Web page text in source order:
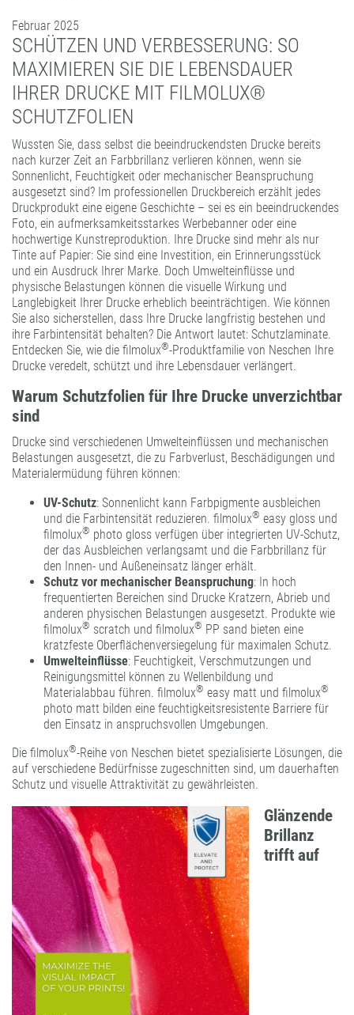
KOMPETENZ UND QUALITÄT
Februar 2025
SCHÜTZEN UND VERBESSERUNG: SO
MAXIMIEREN SIE DIE LEBENSDAUER
IHRER DRUCKE MIT FILMOLUX®
SCHUTZFOLIEN
Wussten Sie, dass selbst die beeindruckendsten Drucke bereits
nach kurzer Zeit an Farbbrillanz verlieren können, wenn sie
Sonnenlicht, Feuchtigkeit oder mechanischer Beanspruchung
ausgesetzt sind? Im professionellen Druckbereich erzählt jedes
Druckprodukt eine eigene Geschichte – sei es ein beeindruckendes
Foto, ein aufmerksamkeitsstarkes Werbebanner oder eine
hochwertige Kunstreproduktion. Ihre Drucke sind mehr als nur
Tinte auf Papier: Sie sind eine Investition, ein Erinnerungsstück
und ein Ausdruck Ihrer Marke. Doch Umwelteinflüsse und
physische Belastungen können die visuelle Wirkung und
Langlebigkeit Ihrer Drucke erheblich beeinträchtigen. Wie können
Sie also sicherstellen, dass Ihre Drucke langfristig bestehen und
ihre Farbintensität behalten? Die Antwort lautet: Schutzlaminate.
Entdecken Sie, wie die filmolux®-Produktfamilie von Neschen Ihre
Drucke veredelt, schützt und ihre Lebensdauer verlängert.
Warum Schutzfolien für Ihre Drucke unverzichtbar
sind
Drucke sind verschiedenen Umwelteinflüssen und mechanischen
Belastungen ausgesetzt, die zu Farbverlust, Beschädigungen und
Materialermüdung führen können:
UV-Schutz: Sonnenlicht kann Farbpigmente ausbleichen
und die Farbintensität reduzieren. filmolux® easy gloss und
filmolux® photo gloss verfügen über integrierten UV-Schutz,
der das Ausbleichen verlangsamt und die Farbbrillanz für
den Innen- und Außeneinsatz länger erhält.
Schutz vor mechanischer Beanspruchung: In hoch
frequentierten Bereichen sind Drucke Kratzern, Abrieb und
anderen physischen Belastungen ausgesetzt. Produkte wie
filmolux® scratch und filmolux® PP sand bieten eine
kratzfeste Oberflächenversiegelung für maximalen Schutz.
Umwelteinflüsse: Feuchtigkeit, Verschmutzungen und
Reinigungsmittel können zu Wellenbildung und
Materialabbau führen. filmolux® easy matt und filmolux®
photo matt bilden eine feuchtigkeitsresistente Barriere für
den Einsatz in anspruchsvollen Umgebungen.
Die filmolux®-Reihe von Neschen bietet spezialisierte Lösungen, die
auf verschiedene Bedürfnisse zugeschnitten sind, um dauerhaften
Schutz und visuelle Attraktivität zu gewährleisten.
Glänzende
Brillanz
trifft auf